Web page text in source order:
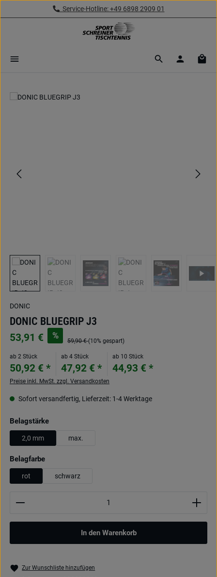
Zum Hauptinhalt springenService-Hotline: +49 6898 2909 01
Bildergalerie überspringen
DONIC
DONIC BLUEGRIP J3
53,91 € %
59,90 €(10% gespart)
ab 2 Stück
50,92 € *
ab 4 Stück
47,92 € *
ab 10 Stück
44,93 € *
Preise inkl. MwSt. zzgl. Versandkosten
Sofort versandfertig, Lieferzeit: 1-4 Werktage
Belagstärkeauswählen
2,0 mm max.
Belagfarbeauswählen
rot schwarz
Produkt Anzahl: Gib den gewünschten Wert ein
In den Warenkorb
Zur Wunschliste hinzufügen